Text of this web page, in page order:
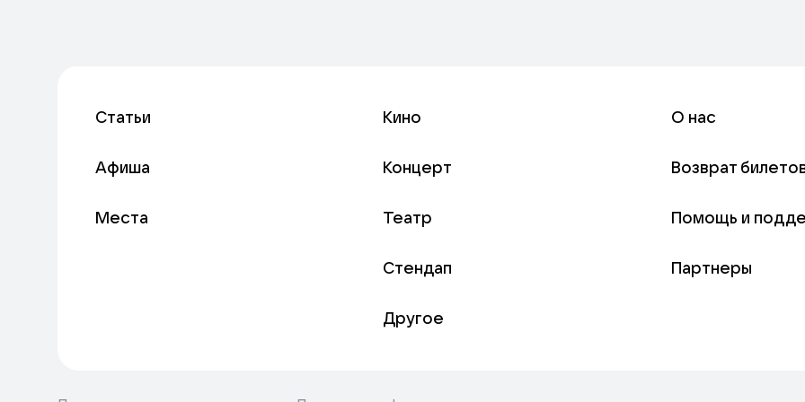
Статьи
Афиша
Места
Кино
Концерт
Театр
Стендап
Другое
О нас
Возврат
Помощь и
Партнеры